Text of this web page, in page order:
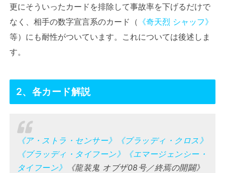
更にそういったカードを排除して事故率を下げるだけで
なく、相手の数字宣言系のカード（ 《奇天烈 シャッフ》
等）にも耐性がついています。これについては後述しま
す。
2、各カード解説
《ア・ストラ・センサー》
《ブラッディ・クロス》
《ブラッディ・タイフーン》
《エマージェンシー・
タイフーン》
《龍装鬼 オブザ08号／終焉の開闢》